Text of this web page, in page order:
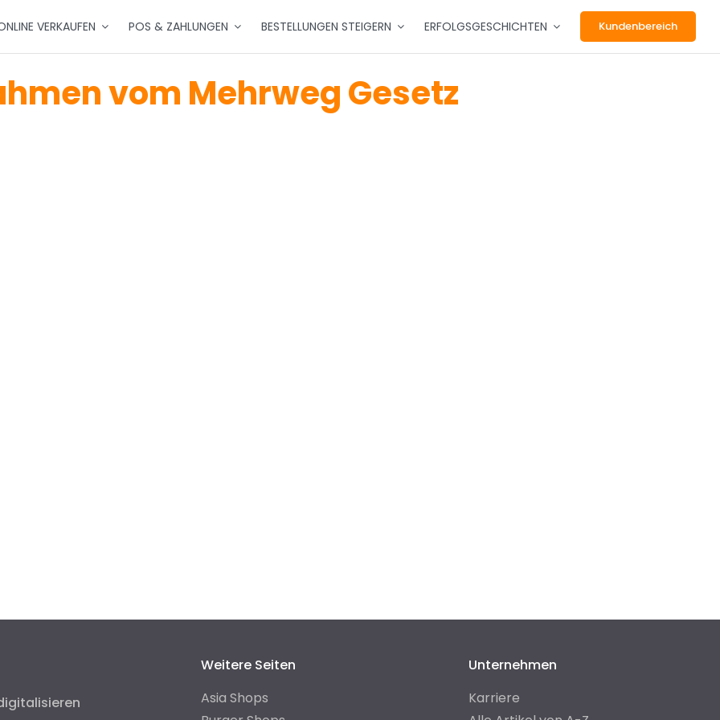
VERKAUFEN POS & ZAHLUNGEN BESTELLUNGEN STEIGERN ERFOLGSGESCHICHTEN Kundenbereich
vom Mehrweg Gesetz
Weitere Seiten
Asia Shops
Unternehmen
Karriere